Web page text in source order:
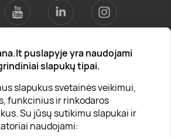
puslapyje yra naudojami
slapukų tipai.
slapukus svetainės veikimui,
funkcinius ir rinkodaros
Su jūsų sutikimu slapukai ir
naudojami: